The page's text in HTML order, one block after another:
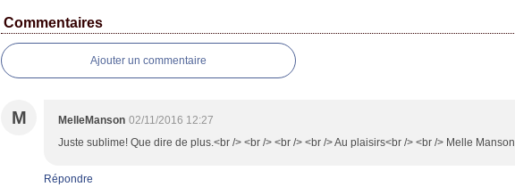
Commentaires
Ajouter un commentaire
M MelleManson 02/11/2016 12:27
Juste sublime! Que dire de plus.<br /> <br /> <br /> <br /> Au plaisirs<br /> <br /> Melle Manson
Répondre